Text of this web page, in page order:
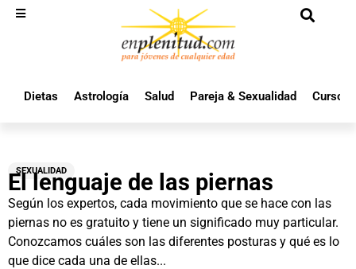
Dietas Astrología Salud Pareja & Sexualidad Cursos
SEXUALIDAD
El lenguaje de las piernas
Según los expertos, cada movimiento que se hace con las
piernas no es gratuito y tiene un significado muy particular.
Conozcamos cuáles son las diferentes posturas y qué es lo
que dice cada una de ellas...